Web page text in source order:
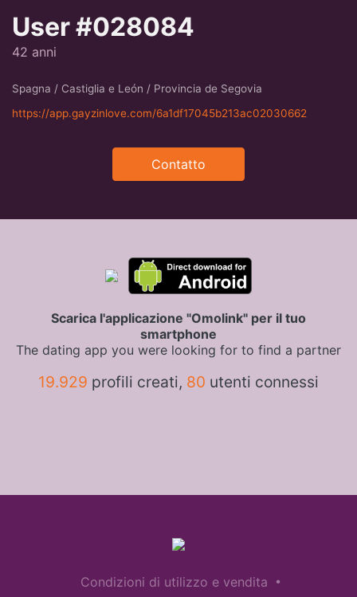
User #028084
42 anni
Spagna / Castiglia e León / Provincia de Segovia
https://app.gayzinlove.com/6a1df17045b213ac02030662
Contatto
Scarica l'applicazione "Omolink" per il tuo
smartphone
The dating app you were looking for to find a partner
19.929 profili creati, 80 utenti connessi
Condizioni di utilizzo e vendita •